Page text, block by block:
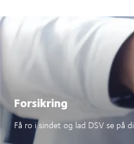
Forsikring
Få ro i sindet og lad DSV se på